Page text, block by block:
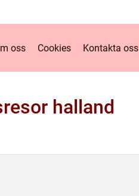
oss Cookies Kontakta oss
halland